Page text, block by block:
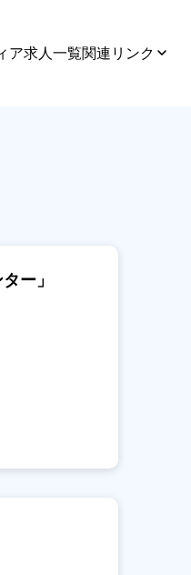
ア求人一覧関連リンク
ー」